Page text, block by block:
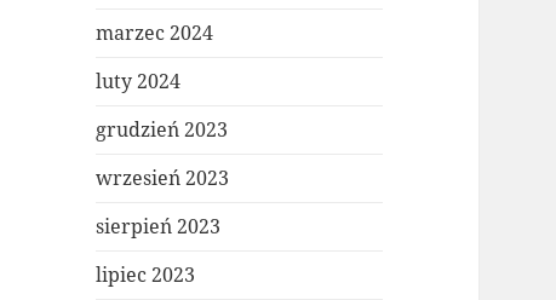
marzec 2024
luty 2024
grudzień 2023
wrzesień 2023
sierpień 2023
lipiec 2023